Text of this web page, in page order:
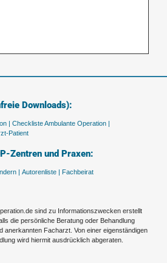
Downloads):
| Checkliste Ambulante Operation |
Patient
Zentren und Praxen:
| Autorenliste | Fachbeirat
sind zu Informationszwecken erstellt
die persönliche Beratung oder Behandlung
anerkannten Facharzt. Von einer eigenständigen
wird hiermit ausdrücklich abgeraten.